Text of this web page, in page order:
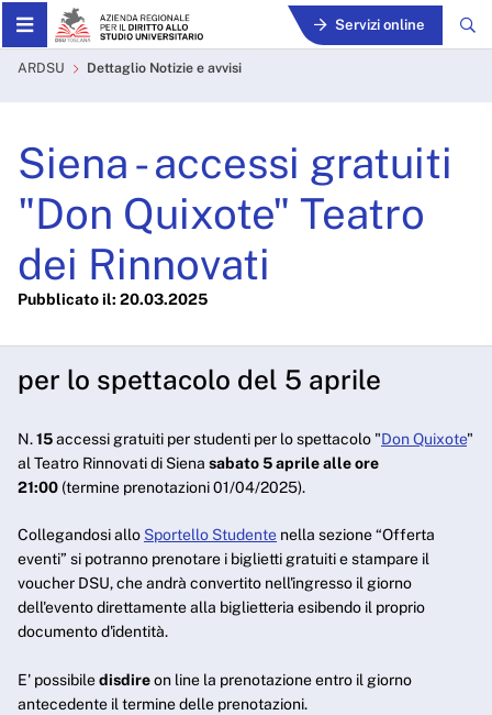
Skip to Main Content Servizi online
Siena - accessi gratuiti
ARDSU Dettaglio Notizie e avvisi
Siena - accessi gratuiti
"Don Quixote" Teatro
dei Rinnovati
Pubblicato il: 20.03.2025
per lo spettacolo del 5 aprile
N.15accessi gratuiti per studenti per lo spettacolo "Don Quixote"
al Teatro Rinnovati di Siena sabato 5 aprile alle ore
21:00 (termine prenotazioni 01/04/2025).
Collegandosi allo Sportello Studente nella sezione “Offerta
eventi” si potranno prenotare i biglietti gratuiti e stampare il
voucher DSU, che andrà convertito nell'ingresso il giorno
dell'evento direttamente alla biglietteria esibendo il proprio
documento d'identità.
E' possibiledisdireon line la prenotazione entro il giorno
antecedente il termine delle prenotazioni.